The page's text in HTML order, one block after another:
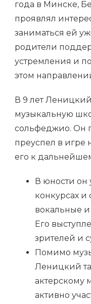
года в Минске,
проявлял
заниматься ей
родители
устремления и
этом
В 9 лет
музыкальную
сольфеджио. Он
преуспел в игре
его к
В юности он
конкурсах и
вокальные
Его
зрителей и
Помимо
Леницкий
актерскому
активно